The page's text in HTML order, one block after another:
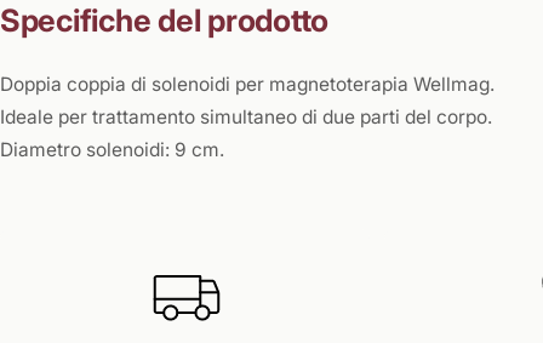
Specifiche del prodotto
Doppia coppia di solenoidi per magnetoterapia Wellmag.
Ideale per trattamento simultaneo di due parti del corpo.
Diametro solenoidi: 9 cm.